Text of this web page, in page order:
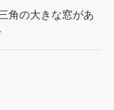
角の大きな窓があ